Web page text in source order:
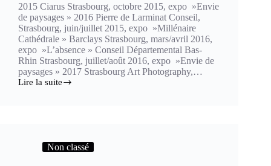
2015 Ciarus Strasbourg, octobre 2015, expo »Envie
de paysages » 2016 Pierre de Larminat Conseil,
Strasbourg, juin/juillet 2015, expo »Millénaire
Cathédrale » Barclays Strasbourg, mars/avril 2016,
expo »L’absence » Conseil Départemental Bas-
Rhin Strasbourg, juillet/août 2016, expo »Envie de
paysages » 2017 Strasbourg Art Photography,…
Lire la suite
Actualités
Non classé